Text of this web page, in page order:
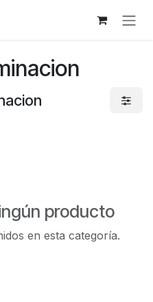
producto
en esta categoría.